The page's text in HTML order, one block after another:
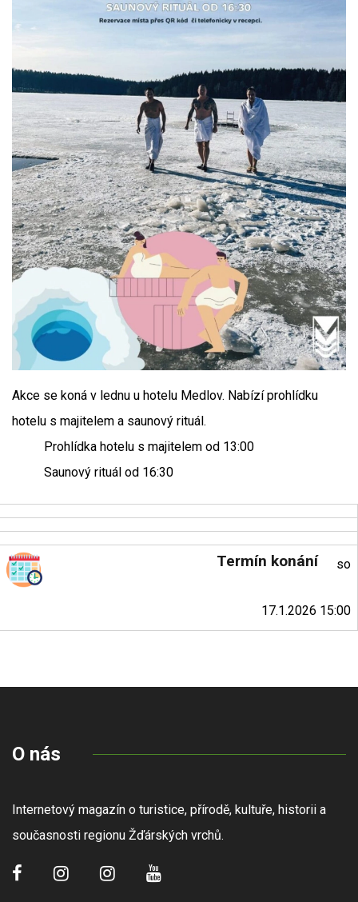
Akce se koná v lednu u hotelu Medlov. Nabízí prohlídku
hotelu s majitelem a saunový rituál.
Prohlídka hotelu s majitelem od 13:00
Saunový rituál od 16:30
Termín konání so
17.1.2026 15:00
O nás
Internetový magazín o turistice, přírodě, kultuře, historii a
současnosti regionu Žďárských vrchů.